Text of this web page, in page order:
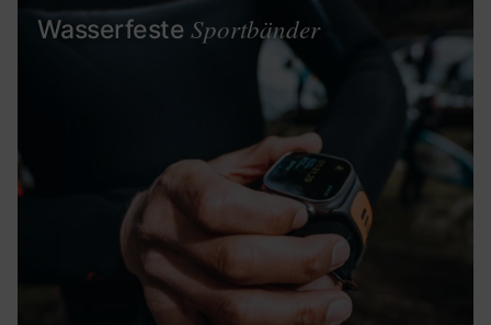
Wasserfeste Sportbänder